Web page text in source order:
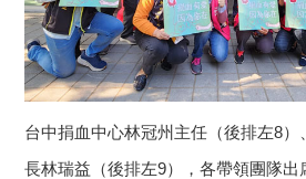
台中捐血中心林冠州主任（後排左8
長林瑞益（後排左9），各帶領團隊出